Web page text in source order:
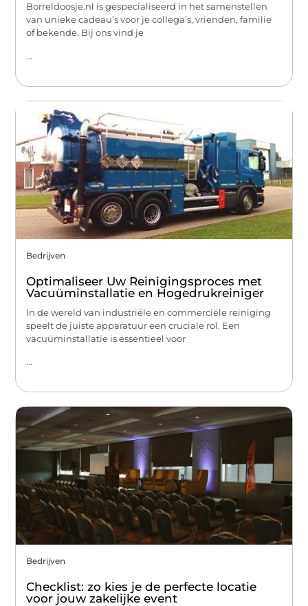
Borreldoosje.nl is gespecialiseerd in het samenstellen
van unieke cadeau’s voor je collega’s, vrienden, familie
of bekende. Bij ons vind je
...
Bedrijven
Optimaliseer Uw Reinigingsproces met
Vacuüminstallatie en Hogedrukreiniger
In de wereld van industriële en commerciële reiniging
speelt de juiste apparatuur een cruciale rol. Een
vacuüminstallatie is essentieel voor
...
Bedrijven
Checklist: zo kies je de perfecte locatie
voor jouw zakelijke event